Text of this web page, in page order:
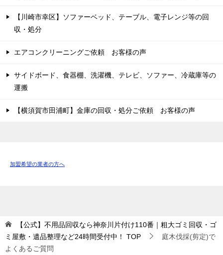
【川崎市幸区】ソファーベッド、テーブル、電子レンジ等の回
収・処分
エアコンクリーニングご依頼 お客様の声
サイドボード、食器棚、洗濯機、テレビ、ソファー、冷蔵庫等の
運搬
【横須賀市田浦町】金庫の回収・処分ご依頼 お客様の声
加盟希望の業者の方へ
【公式】不用品回収なら神奈川片付け110番｜粗大ゴミ回収・ゴ
ミ屋敷・遺品整理など24時間受付中！
TOP
庭木伐採(剪定)で
よくあるご質問